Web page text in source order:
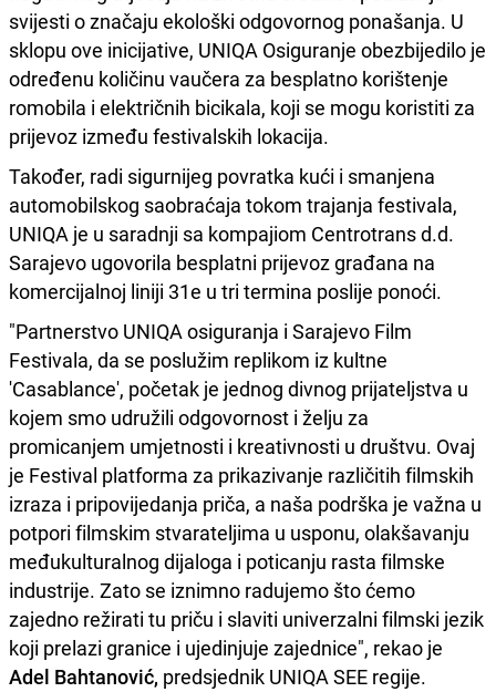
svijesti o značaju ekološki odgovornog ponašanja. U
sklopu ove inicijative, UNIQA Osiguranje obezbijedilo je
određenu količinu vaučera za besplatno korištenje
romobila i električnih bicikala, koji se mogu koristiti za
prijevoz između festivalskih lokacija.
Također, radi sigurnijeg povratka kući i smanjena
automobilskog saobraćaja tokom trajanja festivala,
UNIQA je u saradnji sa kompajiom Centrotrans d.d.
Sarajevo ugovorila besplatni prijevoz građana na
komercijalnoj liniji 31e u tri termina poslije ponoći.
"Partnerstvo UNIQA osiguranja i Sarajevo Film
Festivala, da se poslužim replikom iz kultne
'Casablance', početak je jednog divnog prijateljstva u
kojem smo udružili odgovornost i želju za
promicanjem umjetnosti i kreativnosti u društvu. Ovaj
je Festival platforma za prikazivanje različitih filmskih
izraza i pripovijedanja priča, a naša podrška je važna u
potpori filmskim stvarateljima u usponu, olakšavanju
međukulturalnog dijaloga i poticanju rasta filmske
industrije. Zato se iznimno radujemo što ćemo
zajedno režirati tu priču i slaviti univerzalni filmski jezik
koji prelazi granice i ujedinjuje zajednice", rekao je
Adel Bahtanović, predsjednik UNIQA SEE regije.